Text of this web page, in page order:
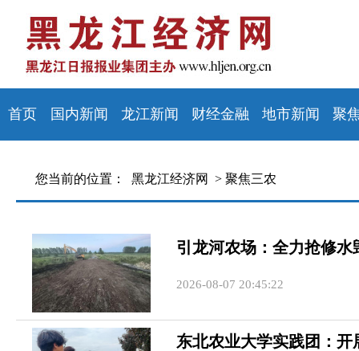
首页 国内新闻 龙江新闻 财经金融 地市新闻 聚
您当前的位置： 黑龙江经济网 > 聚焦三农
引龙河农场：全力抢修
2026-08-07 20:45:22
东北农业大学实践团：